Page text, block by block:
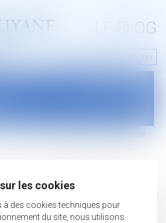
LE BLOG
Nous contacter
Cedex
Mentions légales
les cookies
des cookies techniques pour
du site, nous utilisons